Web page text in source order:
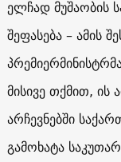
ელჩად მუშაობის
შეფასება – ამის
მისივე თქმით,
არჩევნებში
გამოხატა